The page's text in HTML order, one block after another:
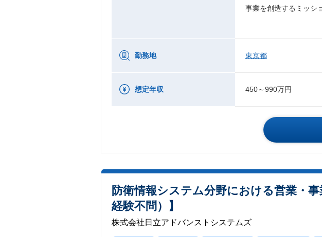
事業を創造するミッシ
勤務地 東京都
想定年収 450～990万円
防衛情報システム分野における営業・
経験不問）】
株式会社日立アドバンストシステムズ